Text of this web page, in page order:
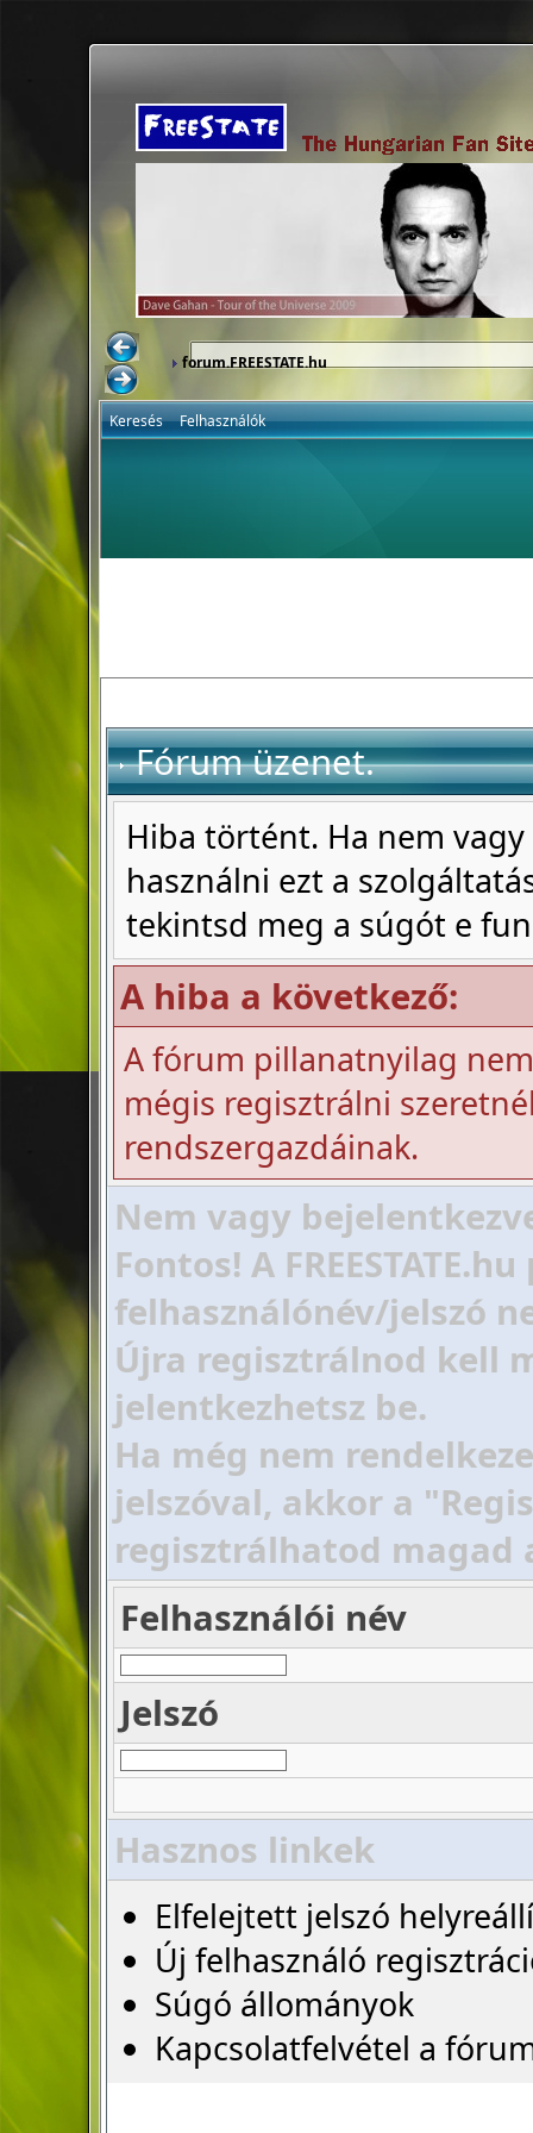
forum.FREESTATE.hu
Keresés Felhasználók
Fórum üzenet.
Hiba történt. Ha nem
használni ezt a
tekintsd meg a súgót e
A hiba a következő:
A fórum pillanatnyilag
mégis regisztrálni
rendszergazdáinak.
Nem vagy
Fontos! A
felhasználónév/jelszó
Újra regisztrálnod kell
jelentkezhetsz be.
Ha még nem
jelszóval, akkor a
regisztrálhatod magad
Felhasználói név
Jelszó
Hasznos linkek
Elfelejtett jelszó
Új felhasználó
Súgó állományok
Kapcsolatfelvétel a